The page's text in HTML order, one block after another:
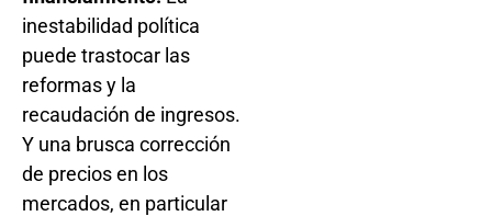
inestabilidad política
puede trastocar las
reformas y la
recaudación de ingresos.
Y una brusca corrección
de precios en los
mercados, en particular